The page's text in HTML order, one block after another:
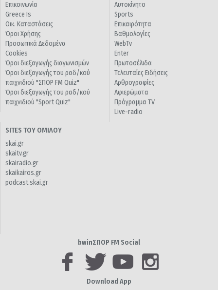
Επικοινωνία
Greece Is
Οικ. Καταστάσεις
Όροι Χρήσης
Προσωπικά Δεδομένα
Cookies
Όροι διεξαγωγής διαγωνισμών
Όροι διεξαγωγής του ραδ/κού
παιχνιδιού "ΣΠΟΡ FM Quiz"
Όροι διεξαγωγής του ραδ/κού
παιχνιδιού "Sport Quiz"
Αυτοκίνητο
Sports
Επικαιρότητα
Βαθμολογίες
WebTv
Enter
Πρωτοσέλιδα
Τελευταίες Ειδήσεις
Αρθρογραφίες
Αφιερώματα
Πρόγραμμα TV
Live-radio
SITES ΤΟΥ ΟΜΙΛΟΥ
skai.gr
skaitv.gr
skairadio.gr
skaikairos.gr
podcast.skai.gr
bwinΣΠΟΡ FM Social
Download App